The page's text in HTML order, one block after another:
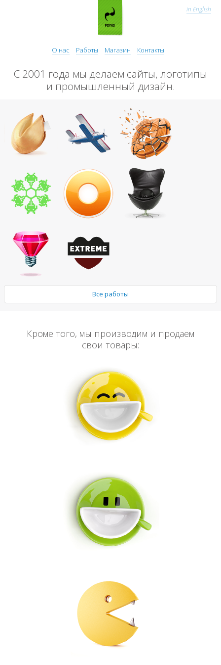
О нас Работы Магазин Контакты
in English
С 2001 года мы делаем сайты, логотипы
и промышленный дизайн.
Все работы
Кроме того, мы производим и продаем
свои товары: